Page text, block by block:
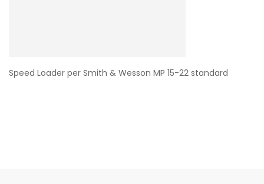
Speed Loader per Smith & Wesson MP 15-22 standard